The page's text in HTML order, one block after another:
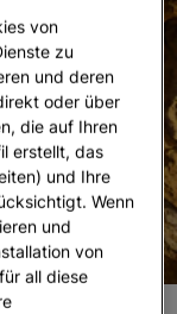
von
zu
und deren
oder über
die auf Ihren
erstellt, das
und Ihre
Wenn
und
von
all diese